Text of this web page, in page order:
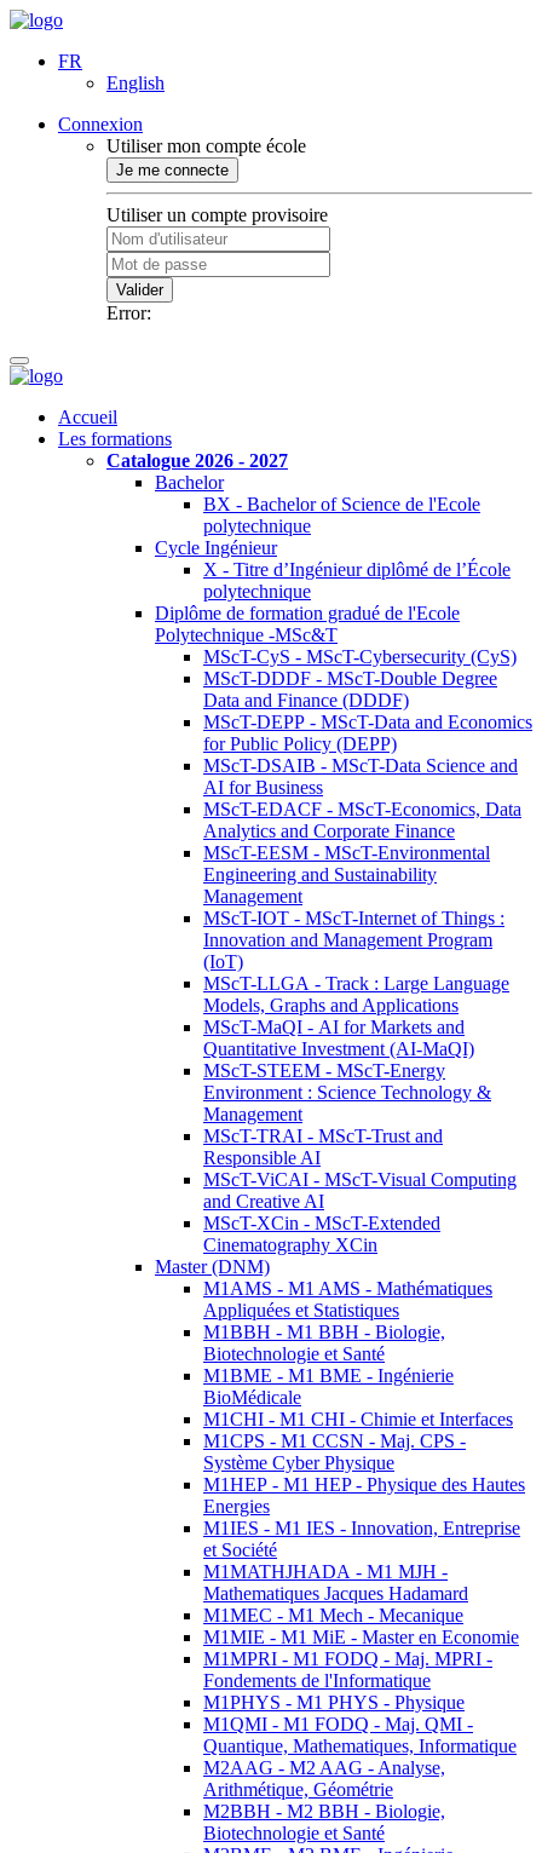
FR
English
Connexion
Utiliser mon compte école
Je me connecte
Utiliser un compte provisoire
Valider
Error:
Accueil
Les formations
Catalogue 2026 - 2027
Bachelor
BX - Bachelor of Science de l'Ecole
polytechnique
Cycle Ingénieur
X - Titre d’Ingénieur diplômé de l’École
polytechnique
Diplôme de formation gradué de l'Ecole
Polytechnique -MSc&T
MScT-CyS - MScT-Cybersecurity (CyS)
MScT-DDDF - MScT-Double Degree
Data and Finance (DDDF)
MScT-DEPP - MScT-Data and Economics
for Public Policy (DEPP)
MScT-DSAIB - MScT-Data Science and
AI for Business
MScT-EDACF - MScT-Economics, Data
Analytics and Corporate Finance
MScT-EESM - MScT-Environmental
Engineering and Sustainability
Management
MScT-IOT - MScT-Internet of Things :
Innovation and Management Program
(IoT)
MScT-LLGA - Track : Large Language
Models, Graphs and Applications
MScT-MaQI - AI for Markets and
Quantitative Investment (AI-MaQI)
MScT-STEEM - MScT-Energy
Environment : Science Technology &
Management
MScT-TRAI - MScT-Trust and
Responsible AI
MScT-ViCAI - MScT-Visual Computing
and Creative AI
MScT-XCin - MScT-Extended
Cinematography XCin
Master (DNM)
M1AMS - M1 AMS - Mathématiques
Appliquées et Statistiques
M1BBH - M1 BBH - Biologie,
Biotechnologie et Santé
M1BME - M1 BME - Ingénierie
BioMédicale
M1CHI - M1 CHI - Chimie et Interfaces
M1CPS - M1 CCSN - Maj. CPS -
Système Cyber Physique
M1HEP - M1 HEP - Physique des Hautes
Energies
M1IES - M1 IES - Innovation, Entreprise
et Société
M1MATHJHADA - M1 MJH -
Mathematiques Jacques Hadamard
M1MEC - M1 Mech - Mecanique
M1MIE - M1 MiE - Master en Economie
M1MPRI - M1 FODQ - Maj. MPRI -
Fondements de l'Informatique
M1PHYS - M1 PHYS - Physique
M1QMI - M1 FODQ - Maj. QMI -
Quantique, Mathematiques, Informatique
M2AAG - M2 AAG - Analyse,
Arithmétique, Géométrie
M2BBH - M2 BBH - Biologie,
Biotechnologie et Santé